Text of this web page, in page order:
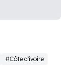
#Côte d'ivoire